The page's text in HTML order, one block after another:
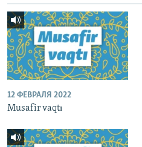
12 ФЕВРАЛЯ 2022
Musafir vaqtı